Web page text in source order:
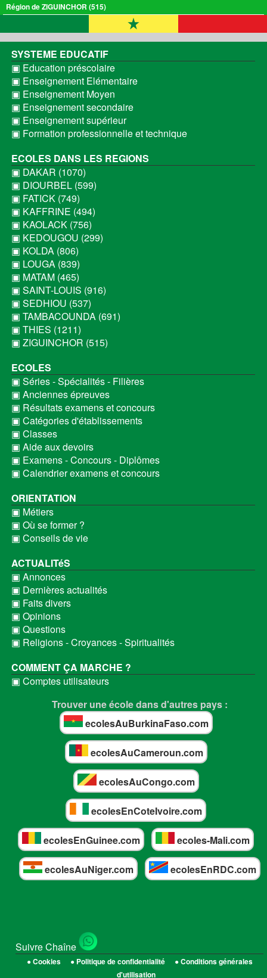
Région de ZIGUINCHOR (515)
SYSTEME EDUCATIF
▣ Education préscolaire
▣ Enseignement Elémentaire
▣ Enseignement Moyen
▣ Enseignement secondaire
▣ Enseignement supérieur
▣ Formation professionnelle et technique
ECOLES DANS LES REGIONS
▣ DAKAR (1070)
▣ DIOURBEL (599)
▣ FATICK (749)
▣ KAFFRINE (494)
▣ KAOLACK (756)
▣ KEDOUGOU (299)
▣ KOLDA (806)
▣ LOUGA (839)
▣ MATAM (465)
▣ SAINT-LOUIS (916)
▣ SEDHIOU (537)
▣ TAMBACOUNDA (691)
▣ THIES (1211)
▣ ZIGUINCHOR (515)
ECOLES
▣ Séries - Spécialités - Filières
▣ Anciennes épreuves
▣ Résultats examens et concours
▣ Catégories d'établissements
▣ Classes
▣ Aide aux devoirs
▣ Examens - Concours - Diplômes
▣ Calendrier examens et concours
ORIENTATION
▣ Métiers
▣ Où se former ?
▣ Conseils de vie
ACTUALITéS
▣ Annonces
▣ Dernières actualités
▣ Faits divers
▣ Opinions
▣ Questions
▣ Religions - Croyances - Spiritualités
COMMENT ÇA MARCHE ?
▣ Comptes utilisateurs
Trouver une école dans d'autres pays :
ecolesAuBurkinaFaso.com
ecolesAuCameroun.com
ecolesAuCongo.com
ecolesEnCoteIvoire.com
ecolesEnGuinee.com ecoles-Mali.com
ecolesAuNiger.com ecolesEnRDC.com
Suivre Chaîne
● Cookies ● Politique de confidentialité
● Conditions générales
d'utilisation